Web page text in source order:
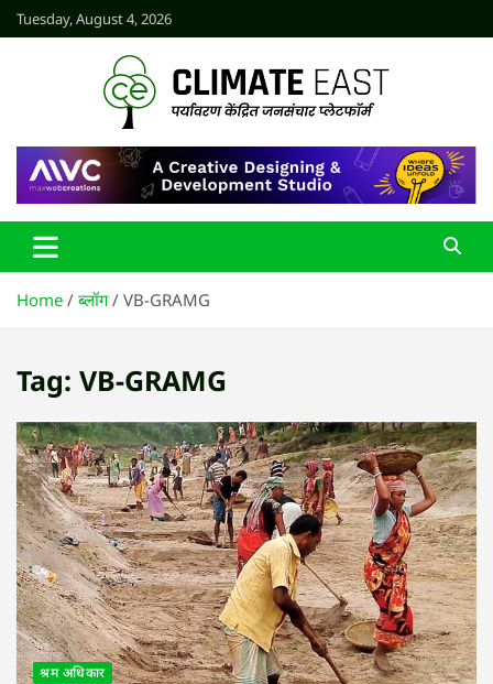
Skip
to
Tuesday, August 4, 2026
CLIMATE EAST
Home ब्लॉग VB-GRAMG
Tag: VB-GRAMG
श्रम अधिकार